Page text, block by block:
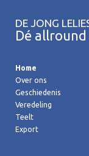
DE JONG
Dé
Home
Over ons
Geschiedenis
Veredeling
Teelt
Export